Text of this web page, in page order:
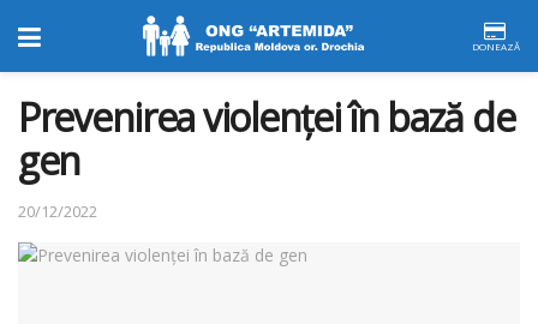
DONEAZĂ
Prevenirea violenţei în bază de
gen
20/12/2022